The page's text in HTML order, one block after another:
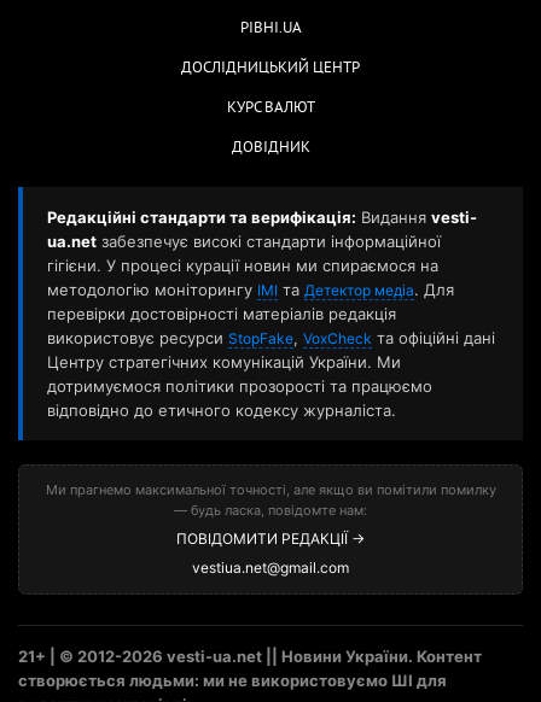
РІВНІ.UA
ДОСЛІДНИЦЬКИЙ ЦЕНТР
КУРС ВАЛЮТ
ДОВІДНИК
Редакційні стандарти та верифікація: Видання vesti-
ua.net забезпечує високі стандарти інформаційної
гігієни. У процесі курації новин ми спираємося на
методологію моніторингу ІМІ та Детектор медіа. Для
перевірки достовірності матеріалів редакція
використовує ресурси StopFake, VoxCheck та офіційні дані
Центру стратегічних комунікацій України. Ми
дотримуємося політики прозорості та працюємо
відповідно до етичного кодексу журналіста.
Ми прагнемо максимальної точності, але якщо ви помітили помилку
— будь ласка, повідомте нам:
ПОВІДОМИТИ РЕДАКЦІЇ →
vestiua.net@gmail.com
21+ | © 2012-2026 vesti-ua.net || Новини України. Контент
створюється людьми: ми не використовуємо ШІ для